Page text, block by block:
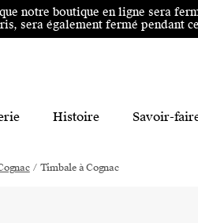
principal Aller au pied de
notre boutique en ligne sera
sera également fermé pendant
Histoire Savoir-
/ Timbale à Cognac